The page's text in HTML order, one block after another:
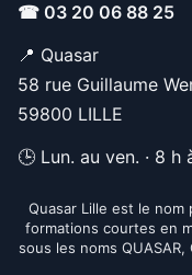
☎ 03 20 06 88 25
📍 Quasar
58 rue Guillaume
59800 LILLE
🕒 Lun. au ven. · 8 h
Quasar Lille est le nom
formations courtes en
sous les noms QUASAR,